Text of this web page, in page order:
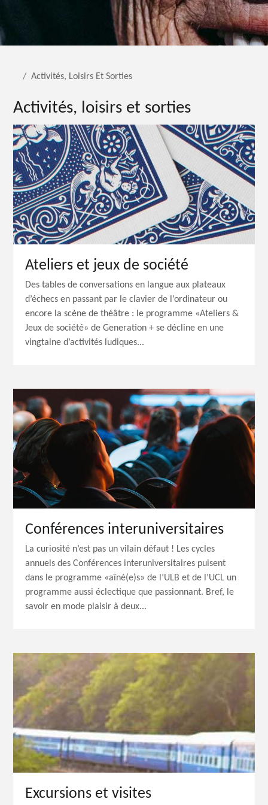
Activités, Loisirs Et Sorties
Activités, loisirs et sorties
Ateliers et jeux de société
Des tables de conversations en langue aux plateaux
d’échecs en passant par le clavier de l’ordinateur ou
encore la scène de théâtre : le programme «Ateliers &
Jeux de société» de Generation + se décline en une
vingtaine d’activités ludiques...
Conférences interuniversitaires
La curiosité n’est pas un vilain défaut ! Les cycles
annuels des Conférences interuniversitaires puisent
dans le programme «aîné(e)s» de l’ULB et de l’UCL un
programme aussi éclectique que passionnant. Bref, le
savoir en mode plaisir à deux...
Excursions et visites